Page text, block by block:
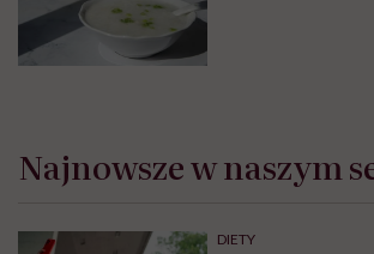
Najnowsze w naszym
DIETY